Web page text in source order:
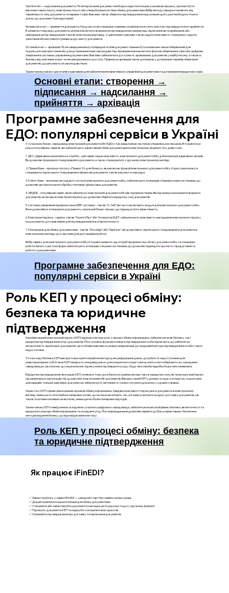
Третій етап — надсилання документа. Після підписання документ необхідно надіслати іншим учасникам процесу. Це може бути
виконано через пошту, електронну пошту або спеціалізовані системи обміну документами. Вибір методу передачі залежить від
терміновості, типу документа та переваг сторін. Важливо також зберігати підтвердження надсилання, щоб у разі необхідності мати
доказ, що документ був надісланий.
Четвертий етап — прийняття документа. На цьому етапі отримувач повинен ознайомитися з його змістом і підтвердити його прийняття.
В залежності від виду документа, це може включати формальне підтвердження, наприклад, підписання акта приймання, або
неформальне підтвердження, таке як електронна відповідь. У цей момент важливо також надати можливість отримувачу задати
запитання або висловити сумніви щодо змісту документа.
Останній етап — архівація. Після завершення всіх попередніх етапів документ повинен бути належним чином збережений для
подальшого використання або для дотримання норм законодавства. Архівація може включати фізичне зберігання в офісі або цифрове
зберігання в системах управління документами. Важливо забезпечити доступність архівованих документів у майбутньому, а також їх
безпеку від можливих втрат чи несанкціонованого доступу. Правильна архівація також допомагає у дотриманні термінів зберігання
документів, що регулюються законодавством.
Таким чином, кожен з цих етапів є важливим для забезпечення ефективного управління документами та дотримання юридичних норм.
Основні етапи: створення →
підписання → надсилання →
прийняття → архівація
Програмне забезпечення для
ЕДО: популярні сервіси в Україні
У сучасному бізнес-середовищі електронний документообіг (ЕДО) стає невід'ємною частиною управлінських процесів. В Україні існує
кілька популярних сервісів, які забезпечують ефективний обмін документами в електронному форматі. Ось деякі з них:
1. ДКС (Державна казначейська служба) - цей сервіс надає можливість електронного документообігу для взаємодії державних органів.
Він дозволяє формувати та відправляти документи, а також отримувати їх у зручному електронному вигляді.
2. ПриватБанк - пропонує послугу «Приват24 для бізнесу», яка включає функції електронного документообігу. Користувачі можуть
створювати, підписувати та відправляти фінансові документи, такі як рахунки та накладні.
3. Клієнт-Банк - програми, які надають послуги електронного документообігу, забезпечують інтеграцію з банківськими системами, що
дозволяє автоматизувати обробку платежів і фінансових документів.
4. МЕДОК - популярний сервіс, який забезпечує електронний документообіг між підприємствами. Він підтримує різноманітні формати
документів, включаючи електронні підписи, що дозволяє зберігати юридичну силу документів.
5. Системи управління підприємством (ERP-системи) - такі як 1С, SAP, які часто включають модулі для електронного документообігу.
Вони дозволяють інтегрувати документи у загальний бізнес-процес, що підвищує його ефективність.
6. Електронні підписи - сервіси, такі як "КриптоПро" або "Інтегратор ЕЦП", забезпечують можливість накладення електронного підпису
на документи, що є важливим для підтвердження їхньої автентичності.
7. Платформи для обміну документами - такі як "DocuSign" або "SignNow", які дозволяють підписувати та відправляти документи в
електронному вигляді, що є зручним для дистанційної роботи.
Вибір сервісу для електронного документообігу в Україні залежить від потреб підприємства, обсягу документообігу та специфіки
роботи. Багато з цих платформ забезпечують інтеграцію з іншими системами, що дозволяє підвищити зручність і продуктивність
роботи з документами.
Програмне забезпечення для ЕДО:
популярні сервіси в Україні
Роль КЕП у процесі обміну:
безпека та юридичне
підтвердження
Кваліфікований електронний підпис (КЕП) відіграє ключову роль у процесі обміну інформацією, забезпечуючи як безпеку, так і
юридичне підтвердження угод і документів. Його основна функція полягає в підтвердженні особи підписанта, що забезпечує
автентичність підписаних документів. Це особливо важливо в умовах цифровізації, де традиційні методи підтвердження особи стають
недостатніми.
З точки зору безпеки, КЕП використовує криптографічні методи для шифрування даних, що робить їх недоступними для
неавторизованих осіб. Кожен КЕП генерується індивідуально для конкретного користувача, а його ключі зберігаються у захищених
середовищах. Це означає, що лише власник підпису може підтвердити угоду, і будь-яка спроба підробки буде легко виявлена.
Юридичне підтвердження, яке надає КЕП, полягає в тому, що в багатьох країнах він має таку ж юридичну силу, як і власноручний підпис.
Це закріплено в законодавстві, що регулює електронний обіг документів. Використання КЕП у ділових угодах, контрактах, податкових
деклараціях та інших важливих документах забезпечує їх легітимність і може слугувати доказом у судових справах.
Окрім того, КЕП сприяє прискоренню процесів обміну інформацією. Завдяки можливості підписувати документи в електронному
вигляді, зменшується потреба в паперових носіях, що не лише економить час, а й знижує витрати на друк і доставку документів. Це
також позитивно впливає на екологію, зменшуючи обсяги паперових відходів.
Таким чином, КЕП є невід'ємною складовою сучасного цифрового середовища, забезпечуючи високий рівень безпеки, автентичності та
юридичної сили при обміні інформацією та укладанні угод. Його впровадження дозволяє перейти до більш ефективних і безпечних
методів ведення бізнесу, що відповідає вимогам часу.
Роль КЕП у процесі обміну: безпека
та юридичне підтвердження
✅ Зареєструйтесь у сервісі iFin EDI — швидкий старт без зайвих налаштувань
✅ Додайте реквізити вашої компанії для обміну документами
✅ Створюйте або завантажуйте документи (накладні, акти, рахунки тощо) у зручному форматі
✅ Підпишіть документи КЕП та надішліть контрагентам в один клік
✅ Отримайте підтвердження про доставку та підписання документів
Як працює iFinEDI?